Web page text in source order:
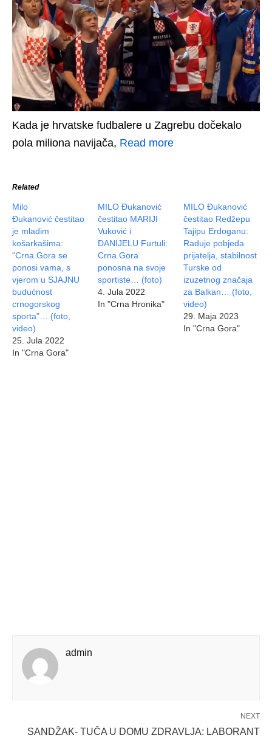
Kada je hrvatske fudbalere u Zagrebu dočekalo
pola miliona navijača, Read more
Related
Milo
Đukanović čestitao
je mladim
košarkašima:
“Crna Gora se
ponosi vama, s
vjerom u SJAJNU
budućnost
crnogorskog
sporta”… (foto,
video)
25. Jula 2022
In "Crna Gora"
MILO Đukanović
čestitao MARIJI
Vuković i
DANIJELU Furtuli:
Crna Gora
ponosna na svoje
sportiste… (foto)
4. Jula 2022
In "Crna Hronika"
MILO Đukanović
čestitao Redžepu
Tajipu Erdoganu:
Raduje pobjeda
prijatelja, stabilnost
Turske od
izuzetnog značaja
za Balkan… (foto,
video)
29. Maja 2023
In "Crna Gora"
admin
NEXT
SANDŽAK- TUČA U DOMU ZDRAVLJA: LABORANT